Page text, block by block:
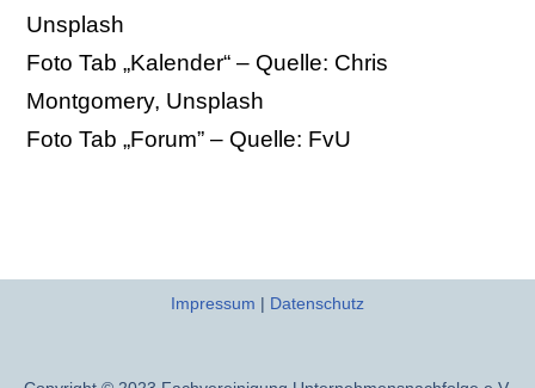
Unsplash
Foto Tab „Kalender“ – Quelle: Chris
Montgomery, Unsplash
Foto Tab „Forum” – Quelle: FvU
Impressum | Datenschutz